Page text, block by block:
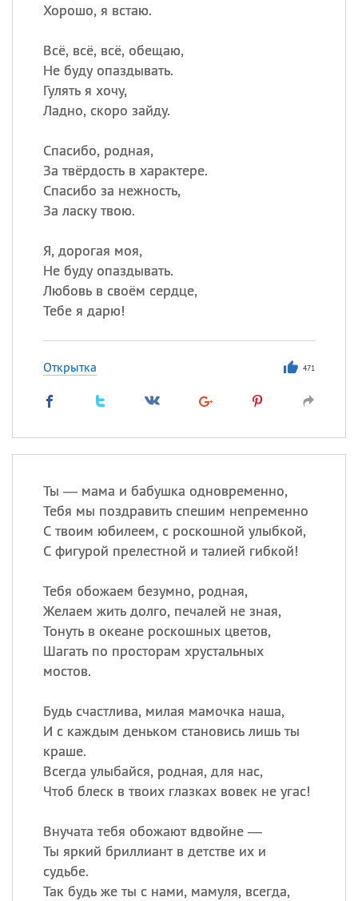
Хорошо, я встаю.
Всё, всё, всё, обещаю,
Не буду опаздывать.
Гулять я хочу,
Ладно, скоро зайду.
Спасибо, родная,
За твёрдость в характере.
Спасибо за нежность,
За ласку твою.
Я, дорогая моя,
Не буду опаздывать.
Любовь в своём сердце,
Тебе я дарю!
Открытка 471
Ты — мама и бабушка одновременно,
Тебя мы поздравить спешим непременно
С твоим юбилеем, с роскошной улыбкой,
С фигурой прелестной и талией гибкой!
Тебя обожаем безумно, родная,
Желаем жить долго, печалей не зная,
Тонуть в океане роскошных цветов,
Шагать по просторам хрустальных
мостов.
Будь счастлива, милая мамочка наша,
И с каждым деньком становись лишь ты
краше.
Всегда улыбайся, родная, для нас,
Чтоб блеск в твоих глазках вовек не угас!
Внучата тебя обожают вдвойне —
Ты яркий бриллиант в детстве их и
судьбе.
Так будь же ты с нами, мамуля, всегда,